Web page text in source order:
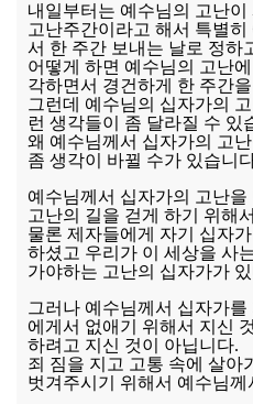
내일부터는 예수님의 고난이
고난주간이라고 해서 특별
서 한 주간 보내는 날로 정하
어떻게 하면 예수님의 고난
각하면서 경건하게 한 주간
그런데 예수님의 십자가의
런 생각들이 좀 달라질 수 있
왜 예수님께서 십자가의 고
좀 생각이 바뀔 수가 있습니
예수님께서 십자가의 고난
고난의 길을 걷게 하기 위해
물론 제자들에게 자기 십자
하셨고 우리가 이 세상을 사
가야하는 고난의 십자가가
그러나 예수님께서 십자가
에게서 없애기 위해서 지신
하려고 지신 것이 아닙니다.
죄 짐을 지고 고통 속에 살아
벗겨주시기 위해서 예수님